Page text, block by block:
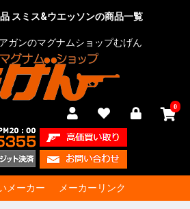
スミス&ウエッソンの商品一覧
ガンのマグナムショップむげん
0
メーカー メーカーリンク